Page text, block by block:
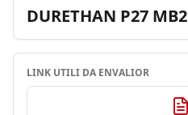
DURETHAN P27 MB2
LINK UTILI DA ENVALIOR